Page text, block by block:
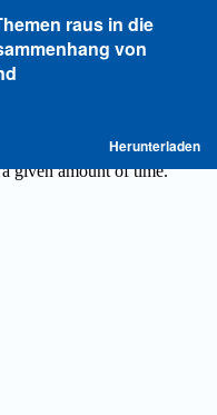
raus in die
von
Herunterladen